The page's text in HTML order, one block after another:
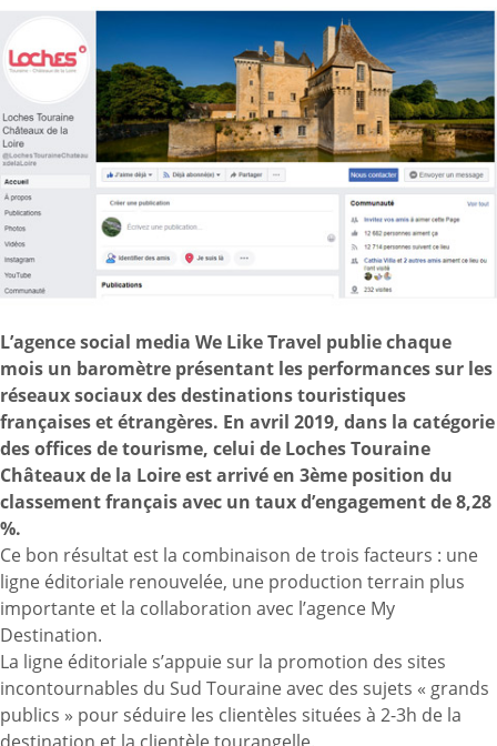
L’agence social media We Like Travel publie chaque
mois un baromètre présentant les performances sur les
réseaux sociaux des destinations touristiques
françaises et étrangères. En avril 2019, dans la catégorie
des offices de tourisme, celui de Loches Touraine
Châteaux de la Loireest arrivé en 3ème position du
classement français avec un taux d’engagement de 8,28
%.
Ce bon résultat est la combinaison de trois facteurs : une
ligne éditoriale renouvelée, une production terrain plus
importante et la collaboration avec l’agence My
Destination.
La ligne éditoriale s’appuie sur la promotion des sites
incontournables du Sud Touraine avec des sujets « grands
publics » pour séduire les clientèles situées à 2-3h de la